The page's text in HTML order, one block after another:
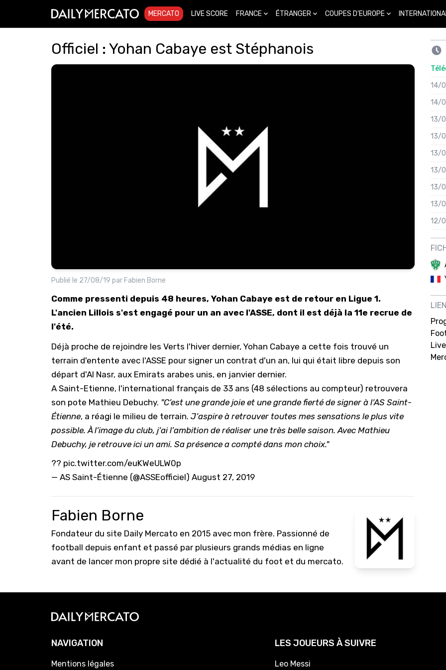
MERCATO LIVE SCORE FRANCE ÉTRANGER COUPES D'EUROPE
Officiel : Yohan Cabaye est Stéphanois
Publié le 27/08/19 par Fabien Borne
Comme pressenti depuis 48 heures, Yohan Cabaye est de retour en Ligue 1.
L'ancien Lillois s'est engagé pour un an avec l'ASSE, dont il est déjà la 11e recrue de
l'été.
Déjà proche de rejoindre les Verts l'hiver dernier, Yohan Cabaye a cette fois trouvé un
terrain d'entente avec l'ASSE pour signer un contrat d'un an, lui qui était libre depuis son
départ d'Al Nasr, aux Emirats arabes unis, en janvier dernier.
A Saint-Etienne, l'international français de 33 ans (48 sélections au compteur) retrouvera
son pote Mathieu Debuchy. "C’est une grande joie et une grande fierté de signer à l’AS Saint-
Étienne, a réagi le milieu de terrain. J’aspire à retrouver toutes mes sensations le plus vite
possible. À l’image du club, j’ai l’ambition de réaliser une très belle saison. Avec Mathieu
Debuchy, je retrouve ici un ami. Sa présence a compté dans mon choix."
?? pic.twitter.com/euKWeULW0p
— AS Saint-Étienne (@ASSEofficiel) August 27, 2019
Fabien Borne
Fondateur du site Daily Mercato en 2015 avec mon frère. Passionné de
football depuis enfant et passé par plusieurs grands médias en ligne
avant de lancer mon propre site dédié à l'actualité du foot et du mercato.
14/
14/
13/
13/
13/
13/
13/
13/
12/
12/
12/01
12/
11/
11/
NAVIGATION
Mentions légales
LES JOUEURS À SUIVRE
Leo Messi